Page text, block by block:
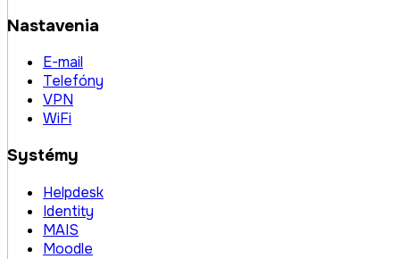
Nastavenia
E-mail
Telefóny
VPN
WiFi
Systémy
Helpdesk
Identity
MAIS
Moodle